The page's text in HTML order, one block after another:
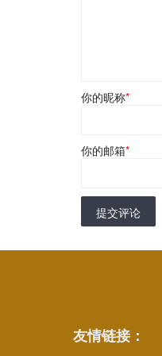
你的昵称*
你的邮箱*
提交评论
友情链接：